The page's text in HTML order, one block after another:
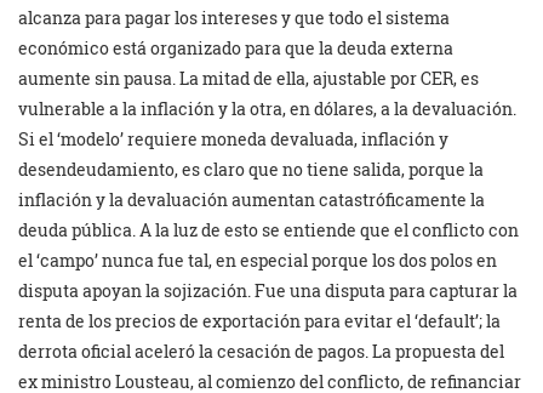
alcanza para pagar los intereses y que todo el sistema
económico está organizado para que la deuda externa
aumente sin pausa. La mitad de ella, ajustable por CER, es
vulnerable a la inflación y la otra, en dólares, a la devaluación.
Si el ‘modelo’ requiere moneda devaluada, inflación y
desendeudamiento, es claro que no tiene salida, porque la
inflación y la devaluación aumentan catastróficamente la
deuda pública. A la luz de esto se entiende que el conflicto con
el ‘campo’ nunca fue tal, en especial porque los dos polos en
disputa apoyan la sojización. Fue una disputa para capturar la
renta de los precios de exportación para evitar el ‘default’; la
derrota oficial aceleró la cesación de pagos. La propuesta del
ex ministro Lousteau, al comienzo del conflicto, de refinanciar